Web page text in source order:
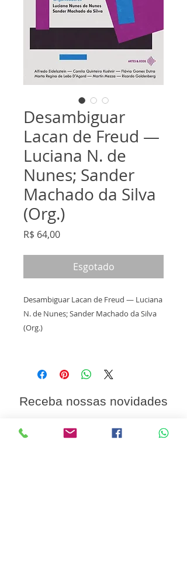
Desambiguar
Lacan de Freud —
Luciana N. de
Nunes; Sander
Machado da Silva
(Org.)
R$ 64,00Preço
Esgotado
Desambiguar Lacan de Freud — Luciana
N. de Nunes; Sander Machado da Silva
(Org.)
Receba nossas novidades